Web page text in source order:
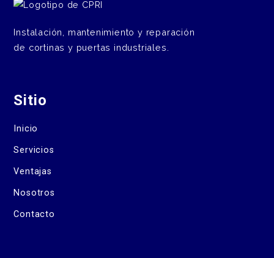
Instalación, mantenimiento y reparación
de cortinas y puertas industriales.
Sitio
Inicio
Servicios
Ventajas
Nosotros
Contacto